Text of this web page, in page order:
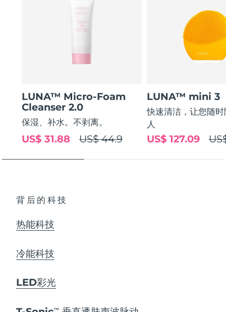
LUNA™ Micro-Foam
Cleanser 2.0
保湿、补水。不剥离。
US$ 44.9
US$ 31.88
LUNA™ mini 3
快速清洁，让您随
人
US$ 127.09
背后的科技
热能科技
冷能科技
LED彩光
TM